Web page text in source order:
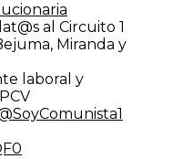
al Circuito 1
Miranda y
laboral y